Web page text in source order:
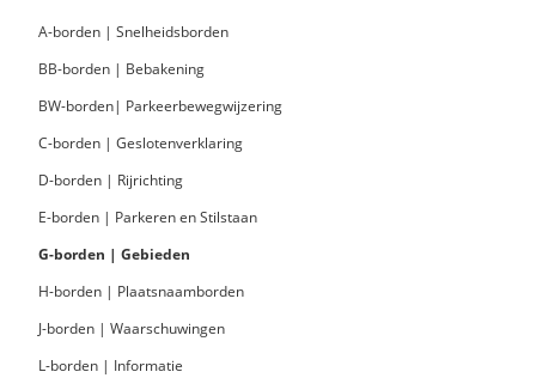
A-borden | Snelheidsborden
BB-borden | Bebakening
BW-borden| Parkeerbewegwijzering
C-borden | Geslotenverklaring
D-borden | Rijrichting
E-borden | Parkeren en Stilstaan
G-borden | Gebieden
H-borden | Plaatsnaamborden
J-borden | Waarschuwingen
L-borden | Informatie